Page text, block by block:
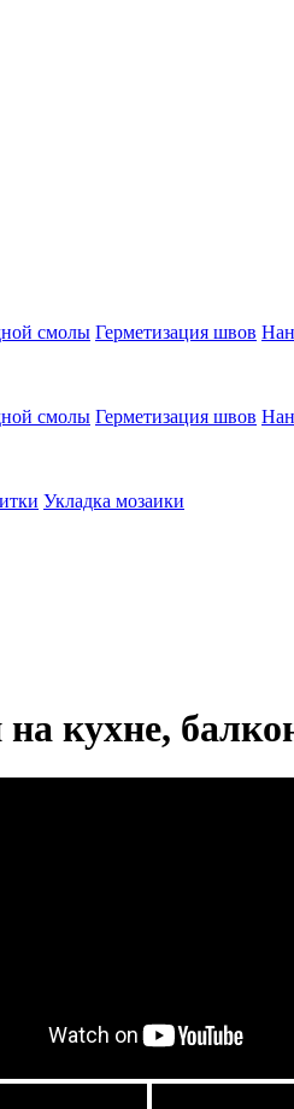
смолы Герметизация швов
смолы Герметизация швов
Укладка мозаики
кухне,